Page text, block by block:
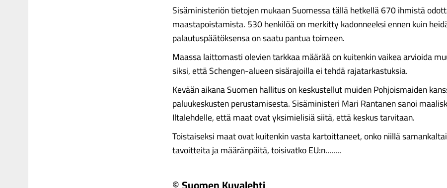
Sisäministeriön tietojen mukaan Suomessa tällä hetkellä 670 ihmistä
maastapoistamista. 530 henkilöä on merkitty kadonneeksi ennen kuin
palautuspäätöksensa on saatu pantua toimeen.
Maassa laittomasti olevien tarkkaa määrää on kuitenkin vaikea arvioida
siksi, että Schengen-alueen sisärajoilla ei tehdä rajatarkastuksia.
Kevään aikana Suomen hallitus on keskustellut muiden Pohjoismaiden
paluukeskusten perustamisesta. Sisäministeri Mari Rantanen sanoi
Iltalehdelle, että maat ovat yksimielisiä siitä, että keskus tarvitaan.
Toistaiseksi maat ovat kuitenkin vasta kartoittaneet, onko niillä
tavoitteita ja määränpäitä, toisivatko EU:n........